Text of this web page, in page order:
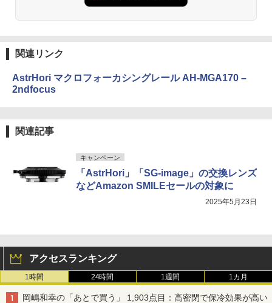
関連リンク
AstrHori マクロフォーカシングレール AH-MGA170 –
2ndfocus
関連記事
キャンペーン
「AstrHori」「SG-image」の交換レンズ
などAmazon SMILEセールの対象に
2025年5月23日
アクセスランキング
1時間 24時間 1週間 1カ月
岡嶋和幸の「あとで買う」 1,903点目：高密閉で保冷効果が高い